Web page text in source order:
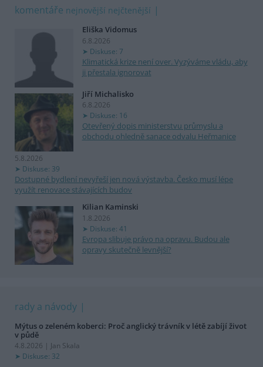
komentáře nejnovější nejčtenější
Eliška Vidomus
6.8.2026
Diskuse: 7
Klimatická krize není over. Vyzýváme vládu, aby
ji přestala ignorovat
Jiří Michalisko
6.8.2026
Diskuse: 16
Otevřený dopis ministerstvu průmyslu a
obchodu ohledně sanace odvalu Heřmanice
5.8.2026
Diskuse: 39
Dostupné bydlení nevyřeší jen nová výstavba. Česko musí lépe
využít renovace stávajících budov
Kilian Kaminski
1.8.2026
Diskuse: 41
Evropa slibuje právo na opravu. Budou ale
opravy skutečně levnější?
rady a návody
Mýtus o zeleném koberci: Proč anglický trávník v létě zabíjí život
v půdě
4.8.2026 | Jan Skala
Diskuse: 32